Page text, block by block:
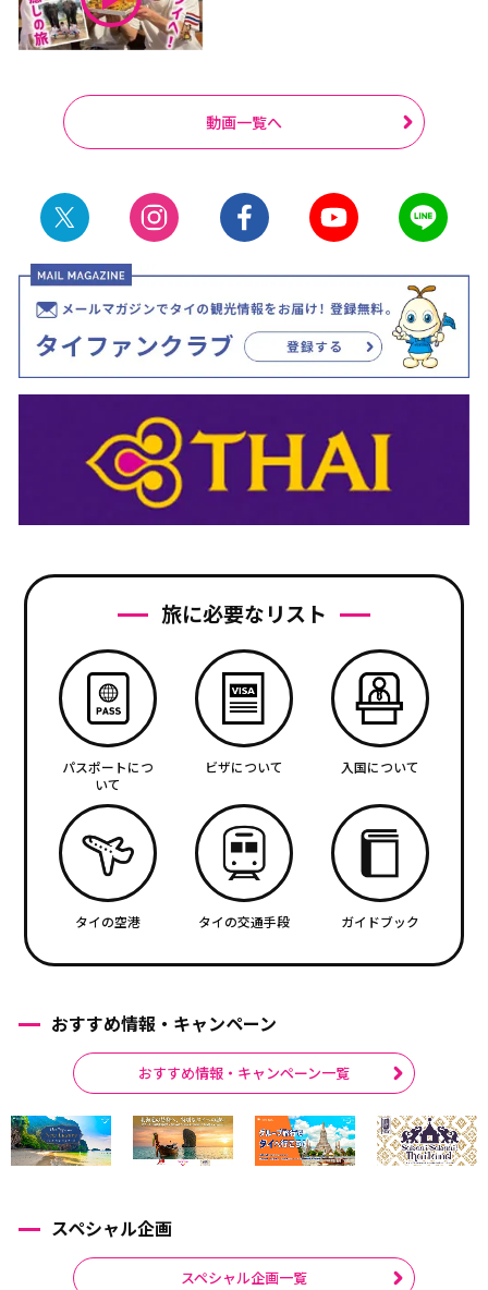
動画一覧へ
旅に必要なリスト
パスポートにつ
いて
ビザについて 入国について
タイの空港 タイの交通手段 ガイドブック
おすすめ情報・キャンペーン
おすすめ情報・キャンペーン一覧
スペシャル企画
スペシャル企画一覧